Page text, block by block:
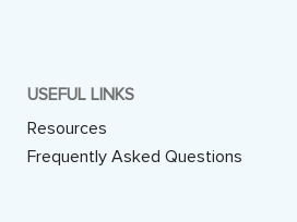
USEFUL LINKS
Resources
Frequently Asked Questions